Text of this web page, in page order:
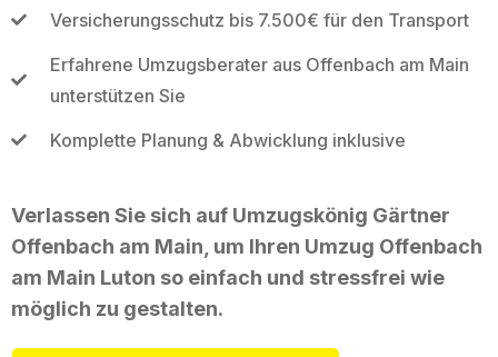
Versicherungsschutz bis 7.500€ für den Transport
Erfahrene Umzugsberater aus Offenbach am Main
unterstützen Sie
Komplette Planung & Abwicklung inklusive
Verlassen Sie sich auf Umzugskönig Gärtner
Offenbach am Main, um Ihren Umzug Offenbach
am Main Luton so einfach und stressfrei wie
möglich zu gestalten.